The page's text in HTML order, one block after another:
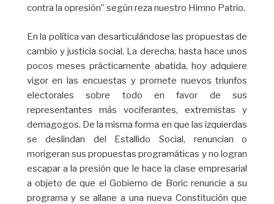
contra la opresión” según reza nuestro Himno Patrio.
En la política van desarticulándose las propuestas de
cambio y justicia social. La derecha, hasta hace unos
pocos meses prácticamente abatida, hoy adquiere
vigor en las encuestas y promete nuevos triunfos
electorales sobre todo en favor de sus
representantes más vociferantes, extremistas y
demagogos. De la misma forma en que las izquierdas
se deslindan del Estallido Social, renuncian o
morigeran sus propuestas programáticas y no logran
escapar a la presión que le hace la clase empresarial
a objeto de que el Gobierno de Boric renuncie a su
programa y se allane a una nueva Constitución que